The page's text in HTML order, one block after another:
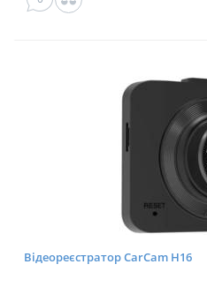
Відеореєстратор CarCam H16